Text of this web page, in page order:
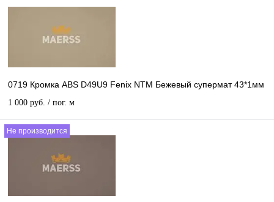
0719 Кромка ABS D49U9 Fenix NTM Бежевый супермат 43*1мм
1 000 руб. / пог. м
Не производится